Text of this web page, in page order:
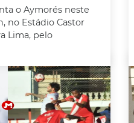
o Aymorés neste
no Estádio Castor
Lima, pelo